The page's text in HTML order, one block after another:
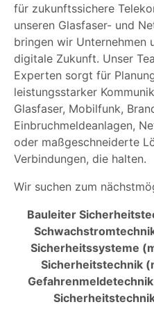
für zukunftssichere
unseren Glasfaser- und
bringen wir Unternehmen
digitale Zukunft. Unser
Experten sorgt für
leistungsstarker
Glasfaser, Mobilfunk,
Einbruchmeldeanlagen,
oder maßgeschneiderte
Verbindungen, die halten.
Wir suchen zum
Bauleiter
Sicherheitssysteme
Sicherheitstechnik